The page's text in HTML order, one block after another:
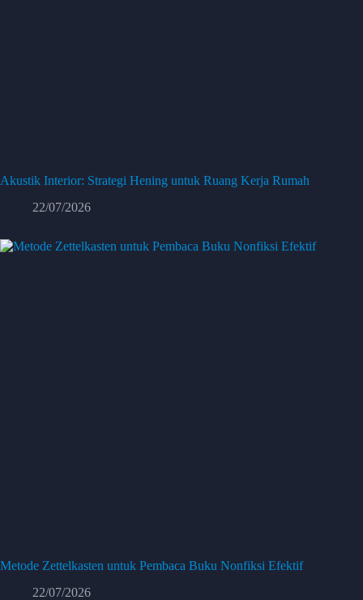
Akustik Interior: Strategi Hening untuk Ruang Kerja Rumah
22/07/2026
Metode Zettelkasten untuk Pembaca Buku Nonfiksi Efektif
22/07/2026